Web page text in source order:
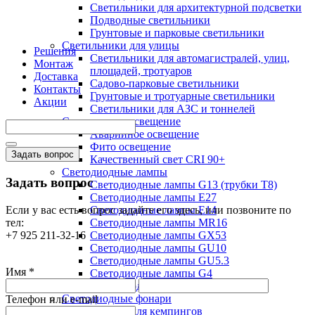
Светильники для архитектурной подсветки
Подводные светильники
Грунтовые и парковые светильники
Светильники для улицы
Светильники для автомагистралей, улиц,
площадей, тротуаров
Садово-парковые светильники
Грунтовые и тротуарные светильники
Светильники для АЗС и тоннелей
Специальное освещение
Аварийное освещение
Фито освещение
Качественный свет CRI 90+
Светодиодные лампы
Светодиодные лампы G13 (трубки T8)
Светодиодные лампы Е27
Светодиодные лампы Е14
Светодиодные лампы MR16
Светодиодные лампы GX53
Светодиодные лампы GU10
Светодиодные лампы GU5.3
Светодиодные лампы G4
Светодиодные лампы G9
Светодиодные фонари
Фонари для кемпингов
Решения
Монтаж
Доставка
Контакты
Акции
Задать вопрос
Задать вопрос
Если у вас есть вопрос задайте его здесь, или позвоните по
тел:
+7 925 211-32-16
Имя *
Телефон или e-mail